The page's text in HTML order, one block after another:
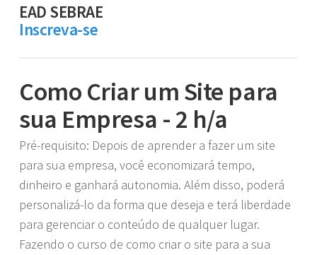
EAD SEBRAE
Inscreva-se
Como Criar um Site para
sua Empresa - 2 h/a
Pré-requisito: Depois de aprender a fazer um site
para sua empresa, você economizará tempo,
dinheiro e ganhará autonomia. Além disso, poderá
personalizá-lo da forma que deseja e terá liberdade
para gerenciar o conteúdo de qualquer lugar.
Fazendo o curso de como criar o site para a sua